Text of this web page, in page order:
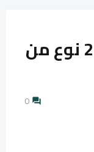
التطبيقات الطبية لـ 22 نوع من
0